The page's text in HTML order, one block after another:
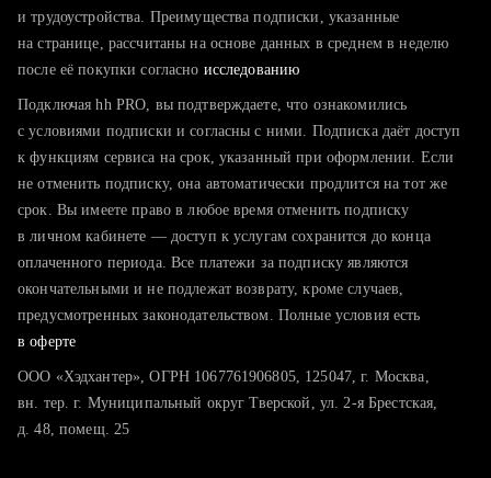
тратите много времени на поиск и вручную поднимаете
хотите сравнить себя с конкурентами и оценить шансы
и трудоустройства. Преимущества подписки, указанные
на странице, рассчитаны на основе данных в среднем в неделю
после её покупки согласно исследованию
Подключая hh PRO, вы подтверждаете, что ознакомились
с условиями подписки и согласны с ними. Подписка даёт доступ
к функциям сервиса на срок, указанный при оформлении. Если
не отменить подписку, она автоматически продлится на тот же
срок. Вы имеете право в любое время отменить подписку
в личном кабинете — доступ к услугам сохранится до конца
оплаченного периода. Все платежи за подписку являются
окончательными и не подлежат возврату, кроме случаев,
предусмотренных законодательством. Полные условия есть
в оферте
ООО «Хэдхантер», ОГРН 1067761906805, 125047, г. Москва,
вн. тер. г. Муниципальный округ Тверской, ул. 2-я Брестская,
д. 48, помещ. 25